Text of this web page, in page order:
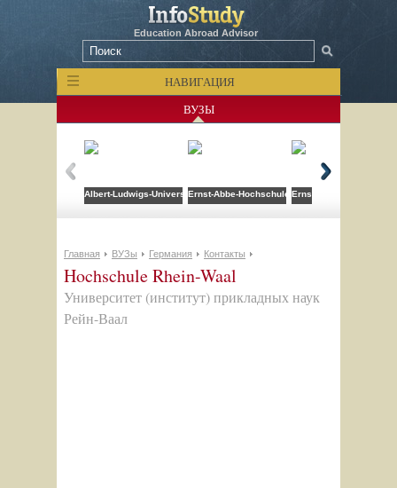
Education Abroad Advisor
НАВИГАЦИЯ
ВУЗЫ
Albert-Ludwigs-Universitat FreiburgErnst-Abbe-Hochschule Jena (EAH Jena)
Ernst-Moritz-Arndt Uni
Главная ВУЗы Германия Контакты
Hochschule Rhein-Waal
Университет (институт) прикладных наук
Рейн-Ваал